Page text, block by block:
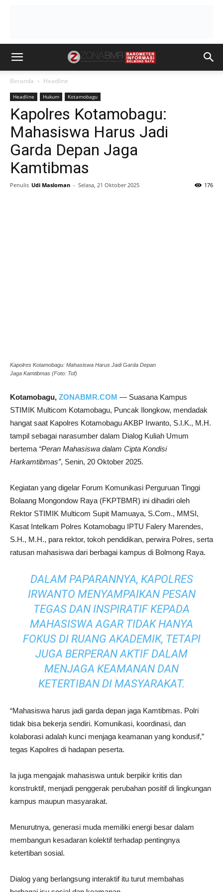
Beranda Headline
Headline Hukum Kotamobagu
Kapolres Kotamobagu:
Mahasiswa Harus Jadi
Garda Depan Jaga
Kamtibmas
Penulis Udi Masloman - Selasa, 21 Oktober 2025 176
Kapolres Kotamobagu: Mahasiswa Harus Jadi Garda Depan
Jaga Kamtibmas (Foto: Tof)
Kotamobagu, ZONABMR.COM — Suasana Kampus
STIMIK Multicom Kotamobagu, Puncak Ilongkow, mendadak
hangat saat Kapolres Kotamobagu AKBP Irwanto, S.I.K., M.H.
tampil sebagai narasumber dalam Dialog Kuliah Umum
bertema “Peran Mahasiswa dalam Cipta Kondisi
Harkamtibmas”, Senin, 20 Oktober 2025.
Kegiatan yang digelar Forum Komunikasi Perguruan Tinggi
Bolaang Mongondow Raya (FKPTBMR) ini dihadiri oleh
Rektor STIMIK Multicom Supit Mamuaya, S.Com., MMSI,
Kasat Intelkam Polres Kotamobagu IPTU Falery Marendes,
S.H., M.H., para rektor, tokoh pendidikan, perwira Polres, serta
ratusan mahasiswa dari berbagai kampus di Bolmong Raya.
DALAM PAPARANNYA, KAPOLRES
IRWANTO MENYAMPAIKAN PESAN
TEGAS DAN INSPIRATIF KEPADA
MAHASISWA AGAR TIDAK HANYA
FOKUS DI RUANG AKADEMIK, TETAPI
JUGA BERPERAN AKTIF DALAM
MENJAGA KEAMANAN DAN
KETERTIBAN DI MASYARAKAT.
“Mahasiswa harus jadi garda depan jaga Kamtibmas. Polri
tidak bisa bekerja sendiri. Komunikasi, koordinasi, dan
kolaborasi adalah kunci menjaga keamanan yang kondusif,”
tegas Kapolres di hadapan peserta.
Ia juga mengajak mahasiswa untuk berpikir kritis dan
konstruktif, menjadi penggerak perubahan positif di lingkungan
kampus maupun masyarakat.
Menurutnya, generasi muda memiliki energi besar dalam
membangun kesadaran kolektif terhadap pentingnya
ketertiban sosial.
Dialog yang berlangsung interaktif itu turut membahas